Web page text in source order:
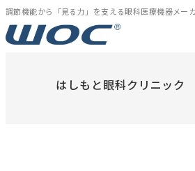
内
容
を
調節機能から「見る力」を支える眼科医療機器メー
はしもと眼科クリニッ